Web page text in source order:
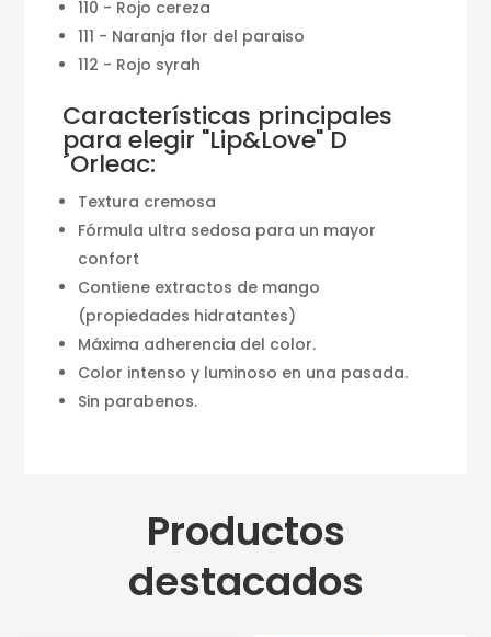
110 - Rojo cereza
111 - Naranja flor del paraiso
112 - Rojo syrah
Características principales
para elegir "Lip&Love" D
´Orleac:
Textura cremosa
Fórmula ultra sedosa para un mayor
confort
Contiene extractos de mango
(propiedades hidratantes)
Máxima adherencia del color.
Color intenso y luminoso en una pasada.
Sin parabenos.
Productos
destacados